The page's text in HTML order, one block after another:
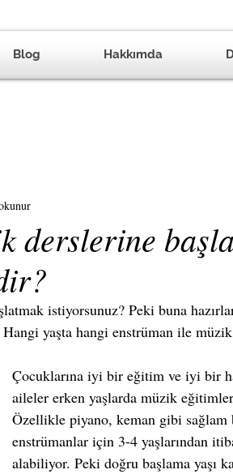
Blog Hakkımda
derslerine
istiyorsunuz? Peki buna
yaşta hangi enstrüman ile
Çocuklarına iyi bir eğitim ve iyi bir
aileler erken yaşlarda müzik
Özellikle piyano, keman gibi sağlam
enstrümanlar için 3-4 yaşlarından
alabiliyor. Peki doğru başlama yaşı